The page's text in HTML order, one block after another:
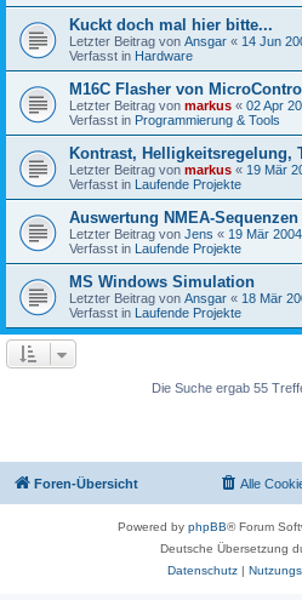
Kuckt doch mal hier bitte...
Letzter Beitrag von Ansgar « 14 Jun
Verfasst in Hardware
M16C Flasher von
Letzter Beitrag von markus « 02 Apr
Verfasst in Programmierung & Tools
Kontrast, Helligkeitsregelung,
Letzter Beitrag von markus « 19 Mär
Verfasst in Laufende Projekte
Auswertung NMEA-
Letzter Beitrag von Jens « 19 Mär
Verfasst in Laufende Projekte
MS Windows Simulation
Letzter Beitrag von Ansgar « 18 Mär
Verfasst in Laufende Projekte
Die Suche ergab 55
Foren-Übersicht Alle
Powered by phpBB® Forum
Deutsche Übersetzung
Datenschutz|